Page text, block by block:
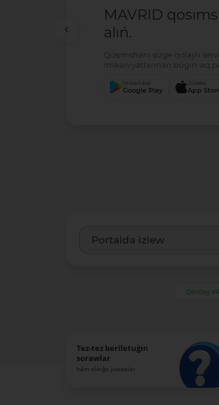
MAVRID
alıń.
Qosımshanı sizge qolaylı
imkaniyatlarınan búgin-aq
Imkani bar
Google Play
Júklew
App
Qanday
Tez-tez beriletuǵın
sorawlar
hám olarǵa juwaplar